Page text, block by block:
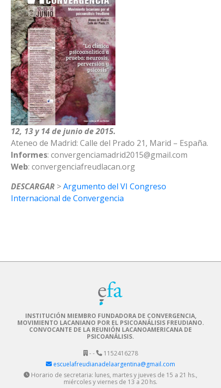
12, 13 y 14 de junio de 2015.
Ateneo de Madrid: Calle del Prado 21, Marid – España.
Informes: convergenciamadrid2015@gmail.com
Web: convergenciafreudlacan.org
DESCARGAR >Argumento del VI Congreso
Internacional de Convergencia
INSTITUCIÓN MIEMBRO FUNDADORA DE CONVERGENCIA,
MOVIMIENTO LACANIANO POR EL PSICOANÁLISIS FREUDIANO.
CONVOCANTE DE LA REUNIÓN LACANOAMERICANA DE
PSICOANÁLISIS.
- -
1152416278
escuelafreudianadelaargentina@gmail.com
Horario de secretaria: lunes, martes y jueves de 15 a 21 hs.,
miércoles y viernes de 13 a 20 hs.